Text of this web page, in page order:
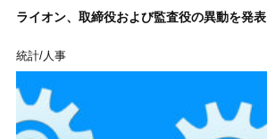
ライオン、取締役および監査役の異動を発表
統計/人事